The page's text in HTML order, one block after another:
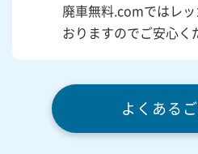
廃車無料.comではレ
おりますのでご安心く
よくある